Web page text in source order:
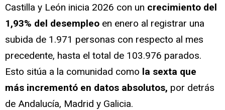
Castilla y León inicia 2026 con un crecimiento del
1,93% del desempleo en enero al registrar una
subida de 1.971 personas con respecto al mes
precedente, hasta el total de 103.976 parados.
Esto sitúa a la comunidad como la sexta que
más incrementó en datos absolutos, por detrás
de Andalucía, Madrid y Galicia.